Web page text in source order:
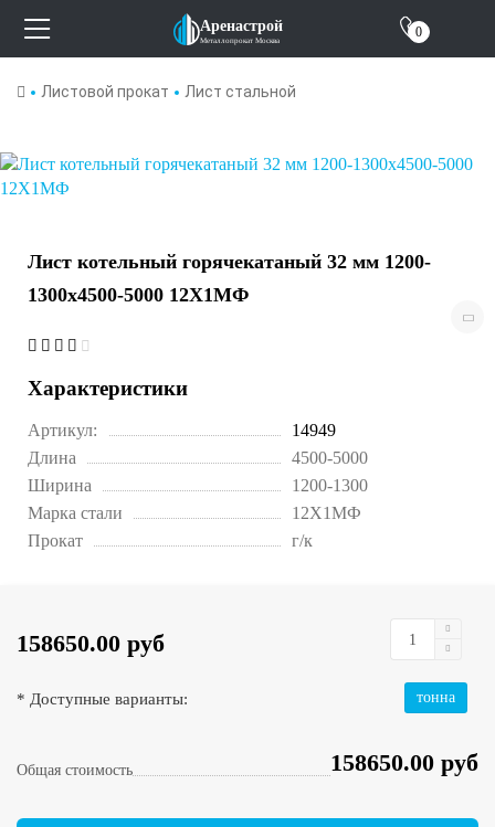
О компании
Аренастрой
Металлопрокат Москва
0
Листовой прокат Лист стальной
Лист котельный горячекатаный 32 мм 1200-
1300х4500-5000 12Х1МФ
Характеристики
Артикул:
14949
Длина
4500-5000
Ширина
1200-1300
Марка стали
12Х1МФ
Прокат
г/к
158650.00 руб
* Доступные варианты: тонна
Общая стоимость 158650.00 руб